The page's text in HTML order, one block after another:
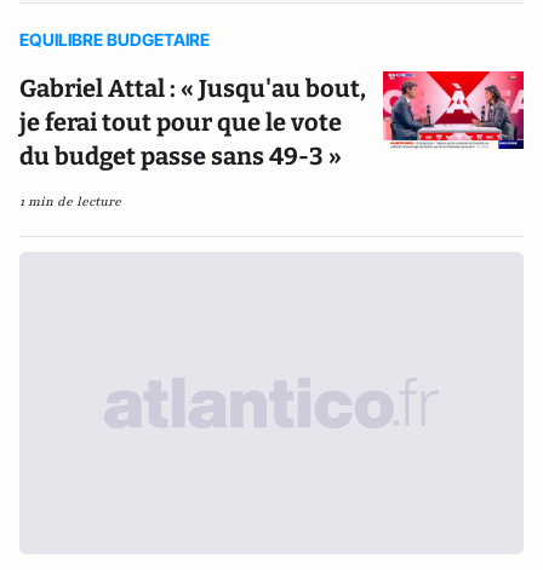
EQUILIBRE BUDGETAIRE
Gabriel Attal : « Jusqu'au bout,
je ferai tout pour que le vote
du budget passe sans 49-3 »
1 min de lecture